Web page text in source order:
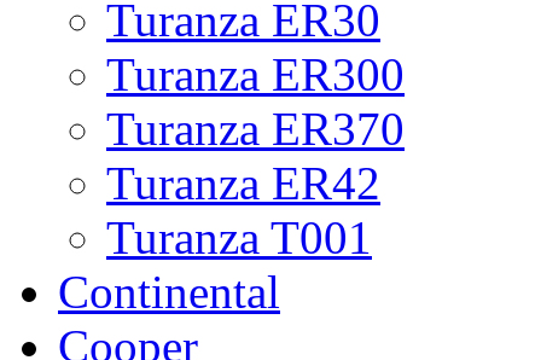
Turanza ER30
Turanza ER300
Turanza ER370
Turanza ER42
Turanza T001
Continental
Cooper